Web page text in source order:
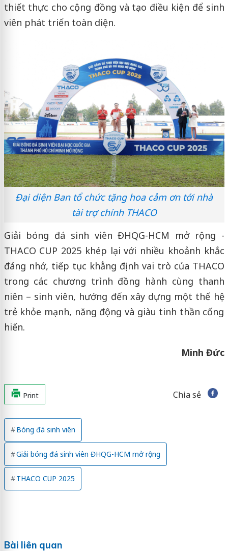
thiết thực cho cộng đồng và tạo điều kiện để sinh
viên phát triển toàn diện.
Đại diện Ban tổ chức tặng hoa cảm ơn tới nhà
tài trợ chính THACO
Giải bóng đá sinh viên ĐHQG-HCM mở rộng -
THACO CUP 2025 khép lại với nhiều khoảnh khắc
đáng nhớ, tiếp tục khẳng định vai trò của THACO
trong các chương trình đồng hành cùng thanh
niên – sinh viên, hướng đến xây dựng một thế hệ
trẻ khỏe mạnh, năng động và giàu tinh thần cống
hiến.
Minh Đức
Print Chia sẻ
Bóng đá sinh viên
Giải bóng đá sinh viên ĐHQG-HCM mở rộng
THACO CUP 2025
Bài liên quan